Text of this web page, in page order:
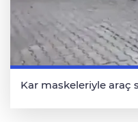
Kar maskeleriyle araç